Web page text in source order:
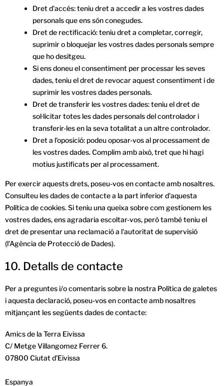
Dret d'accés: teniu dret a accedir a les vostres dades
personals que ens són conegudes.
Dret de rectificació: teniu dret a completar, corregir,
suprimir o bloquejar les vostres dades personals sempre
que ho desitgeu.
Si ens doneu el consentiment per processar les seves
dades, teniu el dret de revocar aquest consentiment i de
suprimir les vostres dades personals.
Dret de transferir les vostres dades: teniu el dret de
sol·licitar totes les dades personals del controlador i
transferir-les en la seva totalitat a un altre controlador.
Dret a l'oposició: podeu oposar-vos al processament de
les vostres dades. Complim amb això, tret que hi hagi
motius justificats per al processament.
Per exercir aquests drets, poseu-vos en contacte amb nosaltres.
Consulteu les dades de contacte a la part inferior d'aquesta
Política de cookies. Si teniu una queixa sobre com gestionem les
vostres dades, ens agradaria escoltar-vos, però també teniu el
dret de presentar una reclamació a l'autoritat de supervisió
(l'Agència de Protecció de Dades).
10. Detalls de contacte
Per a preguntes i/o comentaris sobre la nostra Política de galetes
i aquesta declaració, poseu-vos en contacte amb nosaltres
mitjançant les següents dades de contacte:
Amics de la Terra Eivissa
C/ Metge Villangomez Ferrer 6.
07800 Ciutat d’Eivissa
Espanya